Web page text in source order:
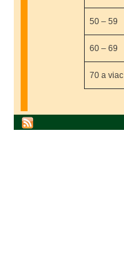
50 – 59
60 – 69
70 a viac